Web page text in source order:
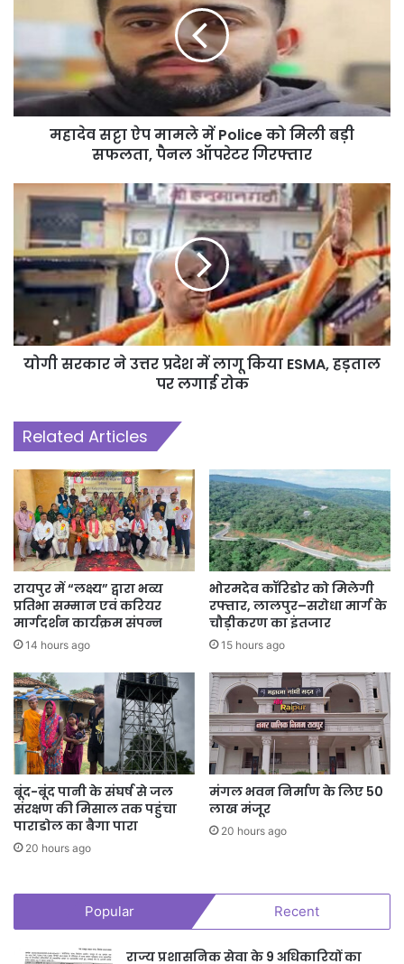
Tags Chhattisgarh छत्तीसगढ़ में IPS
महादेव सट्टा ऐप मामले में Police को मिली बड़ी
सफलता, पैनल ऑपरेटर गिरफ्तार
योगी सरकार ने उत्तर प्रदेश में लागू किया ESMA, हड़ताल
पर लगाई रोक
Related Articles
रायपुर में “लक्ष्य” द्वारा भव्य
प्रतिभा सम्मान एवं करियर
मार्गदर्शन कार्यक्रम संपन्न
14 hours ago
भोरमदेव कॉरिडोर को मिलेगी
रफ्तार, लालपुर–सरोधा मार्ग के
चौड़ीकरण का इंतजार
15 hours ago
बूंद-बूंद पानी के संघर्ष से जल
संरक्षण की मिसाल तक पहुंचा
पाराडोल का बैगा पारा
20 hours ago
मंगल भवन निर्माण के लिए 50
लाख मंजूर
20 hours ago
Popular Recent
राज्य प्रशासनिक सेवा के 9 अधिकारियों का